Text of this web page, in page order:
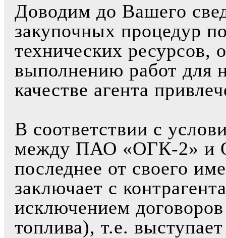
Доводим до Вашего
закупочных процедур
технических ресурсов,
выполнению работ
качестве агента
В соответствии с
между ПАО «ОГК-2» и
последнее от своего
заключает с
исключением
топлива), т.е.